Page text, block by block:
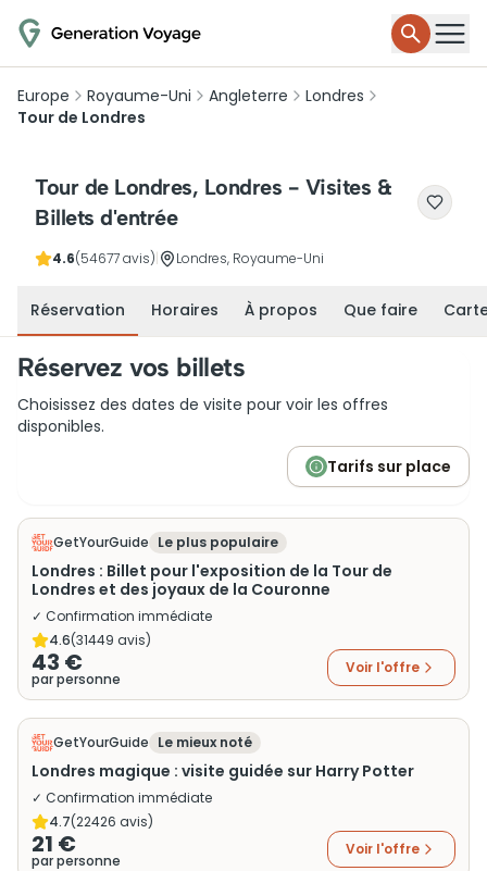
Europe Royaume-Uni Angleterre
Londres
Tour de Londres
Tour de Londres, Londres - Visites &
Billets d'entrée
4.6(54677 avis) Londres, Royaume-Uni
Réservation Horaires À propos Que faire
Réservez vos billets
Choisissez des dates de visite pour voir les offres
disponibles.
Tarifs sur place
GetYourGuide Le plus populaire
Londres : Billet pour l'exposition de la Tour de
Londres et des joyaux de la Couronne
✓ Confirmation immédiate
4.6(31449 avis)
43 €
par personne
Voir l'offre
GetYourGuide Le mieux noté
Londres magique : visite guidée sur Harry Potter
✓ Confirmation immédiate
4.7(22426 avis)
21 €
par personne
Voir l'offre